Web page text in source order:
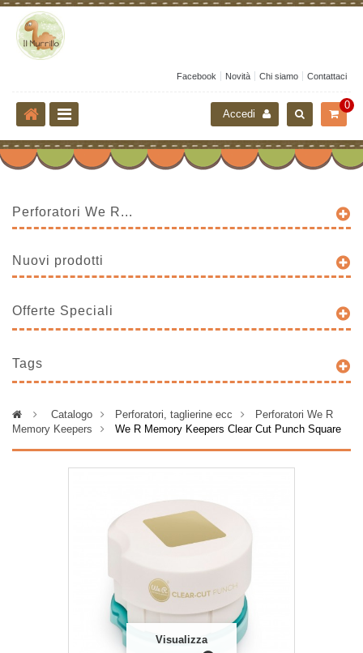
Facebook Novità Chi siamo Contattaci
0
Accedi
Perforatori We R...
Nuovi prodotti
Offerte Speciali
Tags
> Catalogo > Perforatori, taglierine ecc >
Perforatori We R
Memory Keepers
> We R Memory Keepers Clear Cut Punch Square
Visualizza